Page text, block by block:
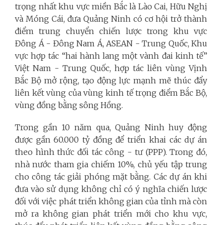
trọng nhất khu vực miền Bắc là Lào Cai, Hữu Nghị
và Móng Cái, đưa Quảng Ninh có cơ hội trở thành
điểm trung chuyển chiến lược trong khu vực
Đông Á - Đông Nam Á, ASEAN - Trung Quốc, Khu
vực hợp tác “hai hành lang một vành đai kinh tế”
Việt Nam - Trung Quốc, hợp tác liên vùng Vịnh
Bắc Bộ mở rộng, tạo động lực mạnh mẽ thúc đẩy
liên kết vùng của vùng kinh tế trọng điểm Bắc Bộ,
vùng đồng bằng sông Hồng.
Trong gần 10 năm qua, Quảng Ninh huy động
được gần 60.000 tỷ đồng để triển khai các dự án
theo hình thức đối tác công - tư (PPP). Trong đó,
nhà nước tham gia chiếm 10%, chủ yếu tập trung
cho công tác giải phóng mặt bằng. Các dự án khi
đưa vào sử dụng không chỉ có ý nghĩa chiến lược
đối với việc phát triển không gian của tỉnh mà còn
mở ra không gian phát triển mới cho khu vực,